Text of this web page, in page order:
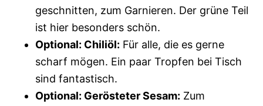
geschnitten, zum Garnieren. Der grüne Teil
ist hier besonders schön.
Optional: Chiliöl: Für alle, die es gerne
scharf mögen. Ein paar Tropfen bei Tisch
sind fantastisch.
Optional: Gerösteter Sesam: Zum